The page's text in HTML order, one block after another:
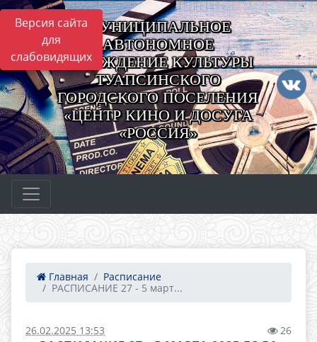
Версия сайта
для
слабовидящих
МУНИЦИПАЛЬНОЕ
АВТОНОМНОЕ
УЧРЕЖДЕНИЕ КУЛЬТУРЫ
ТУАПСИНСКОГО
ГОРОДСКОГО ПОСЕЛЕНИЯ
«ЦЕНТР КИНО И ДОСУГА
«РОССИЯ»
Главная
Расписание
РАСПИСАНИЕ 27 - 5 март...
26.02.2025 13:53 26